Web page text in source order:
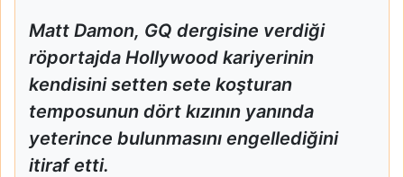
Matt Damon, GQ dergisine verdiği
röportajda Hollywood kariyerinin
kendisini setten sete koşturan
temposunun dört kızının yanında
yeterince bulunmasını engellediğini
itiraf etti.